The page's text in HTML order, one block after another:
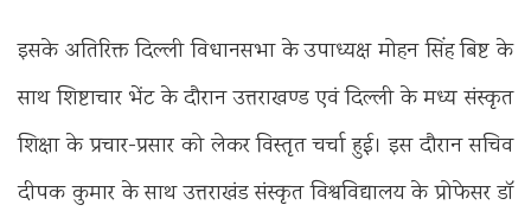
इसके अतिरिक्त दिल्ली विधानसभा के उपाध्यक्ष मोहन सिंह बिष्ट के
साथ शिष्टाचार भेंट के दौरान उत्तराखण्ड एवं दिल्ली के मध्य संस्कृत
शिक्षा के प्रचार-प्रसार को लेकर विस्तृत चर्चा हुई। इस दौरान सचिव
दीपक कुमार के साथ उत्तराखंड संस्कृत विश्वविद्यालय के प्रोफेसर डॉ